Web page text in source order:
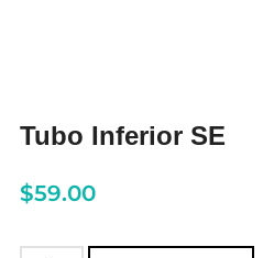
Tubo Inferior SE
$59.00